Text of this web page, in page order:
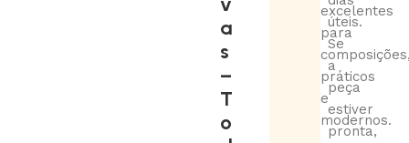
a
s
–
T
o
úteis.
Se
a
peça
estiver
pronta,
excelentes
para
práticos
e
modernos.